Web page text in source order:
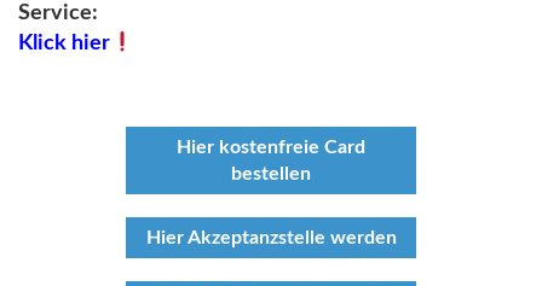
Service:
Klick hier
Hier kostenfreie Card
bestellen
Hier Akzeptanzstelle werden